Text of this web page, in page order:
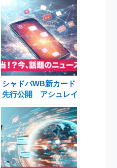
シャドバWB新カード
先行公開 アシュレイ
リア＆カステル、セタ
ス＆メイシアに注目